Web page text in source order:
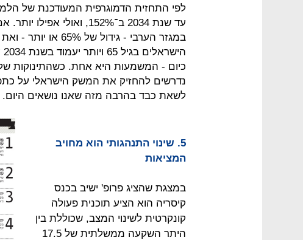
לפי התחזית הדמוגרפית המעודכנת של
עד שנת 2034 ב־152%,
במגזר הערבי -
כיום - המשמעות היא אחת. כשהתינוקות של
נדרשים להחזיק את המשק הישראלי על
לשאת כבד בהרבה מזה שאנו נושאים היום.
5. שינוי התנהגותי הוא מחויב
המציאות
במצגת שהציג פרופ' ישיב בכנס
קיסריה הוא הציע תוכנית פעולה
קונקרטית לשינוי המצב, שכוללת בין
היתר השקעה ממשלתית של 17.5